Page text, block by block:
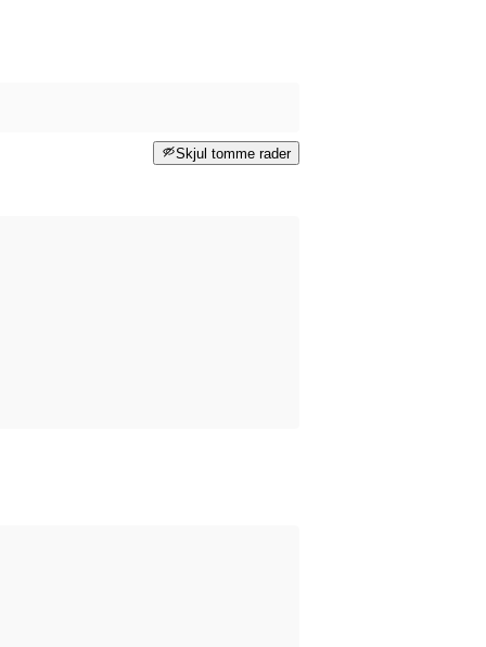
Skjul tomme rader